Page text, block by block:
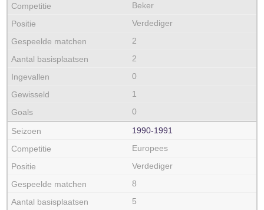
Beker
Verdediger
2
2
0
1
0
1990‑1991
Europees
Verdediger
8
5